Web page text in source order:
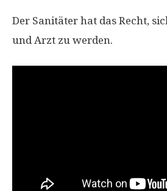
Der Sanitäter hat das Recht,
und Arzt zu werden.